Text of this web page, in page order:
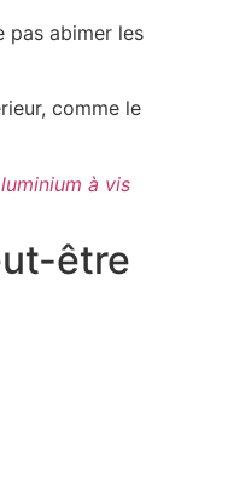
pas abimer les
comme le
à vis
être